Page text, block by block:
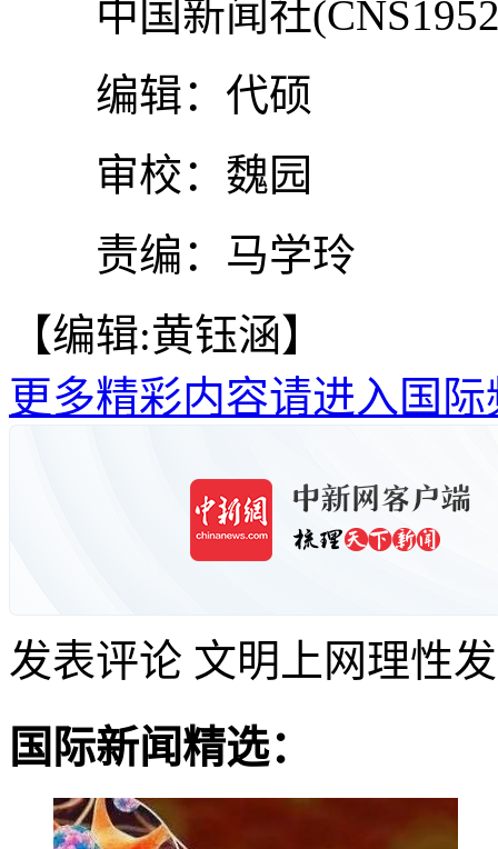
中国新闻社
编辑：代硕
审校：魏园
责编：马学玲
【编辑:黄钰涵】
更多精彩内容请进入国际
发表评论 文明上网理性
国际新闻精选：